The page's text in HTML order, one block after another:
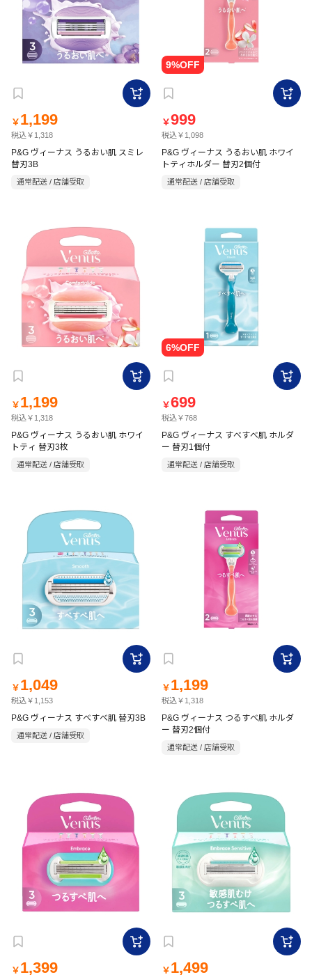
￥ 1,199
税込￥1,318
P&G ヴィーナス うるおい肌 スミレ
替刃3B
通常配送 / 店舗受取
￥999
税込￥1,098
P&G ヴィーナス うるおい肌 ホワイ
トティホルダー 替刃2個付
通常配送 / 店舗受取
￥ 1,199
税込￥1,318
P&G ヴィーナス うるおい肌 ホワイ
トティ 替刃3枚
通常配送 / 店舗受取
￥699
税込￥768
P&G ヴィーナス すべすべ肌 ホルダ
ー 替刃1個付
通常配送 / 店舗受取
￥ 1,049
税込￥1,153
P&G ヴィーナス すべすべ肌 替刃3B
通常配送 / 店舗受取
￥ 1,199
税込￥1,318
P&G ヴィーナス つるすべ肌 ホルダ
ー 替刃2個付
通常配送 / 店舗受取
￥ 1,399 ￥ 1,499